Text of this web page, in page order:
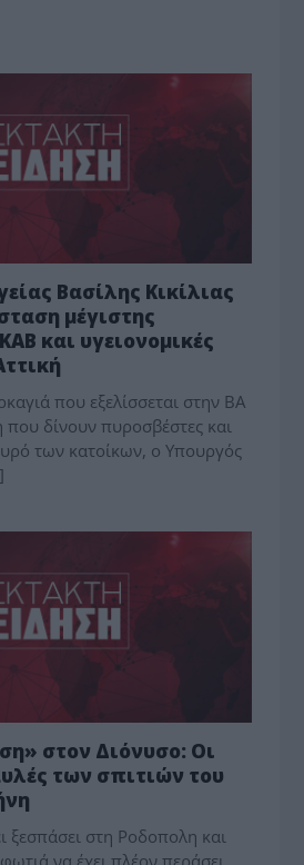
Βασίλης Κικίλιας
μέγιστης
και υγειονομικές
που εξελίσσεται στην ΒΑ
που δίνουν πυροσβέστες και
των κατοίκων, ο Υπουργός
στον Διόνυσο: Οι
των σπιτιών του
ξεσπάσει στη Ροδοπολη και